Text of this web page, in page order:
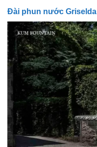
Đài phun nước Griselda